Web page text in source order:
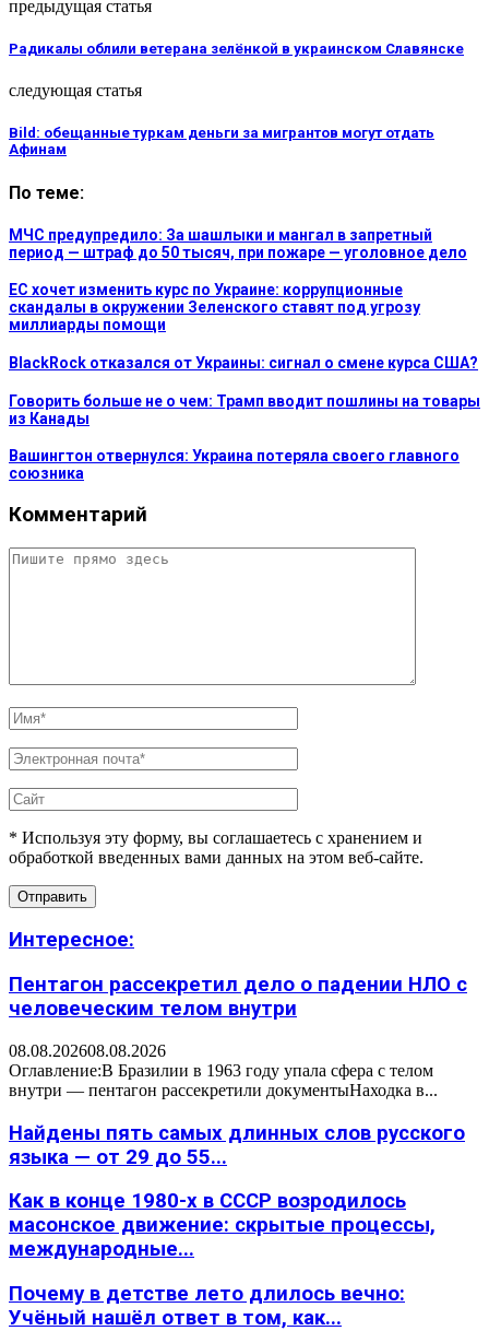
предыдущая статья
Радикалы облили ветерана зелёнкой в украинском Славянске
следующая статья
Bild: обещанные туркам деньги за мигрантов могут отдать
Афинам
По теме:
МЧС предупредило: За шашлыки и мангал в запретный
период — штраф до 50 тысяч, при пожаре — уголовное дело
ЕС хочет изменить курс по Украине: коррупционные
скандалы в окружении Зеленского ставят под угрозу
миллиарды помощи
BlackRock отказался от Украины: сигнал о смене курса США?
Говорить больше не о чем: Трамп вводит пошлины на товары
из Канады
Вашингтон отвернулся: Украина потеряла своего главного
союзника
Комментарий
* Используя эту форму, вы соглашаетесь с хранением и
обработкой введенных вами данных на этом веб-сайте.
Интересное:
Пентагон рассекретил дело о падении НЛО с
человеческим телом внутри
08.08.202608.08.2026
Оглавление:В Бразилии в 1963 году упала сфера с телом
внутри — пентагон рассекретили документыНаходка в...
Найдены пять самых длинных слов русского
языка — от 29 до 55...
Как в конце 1980-х в СССР возродилось
масонское движение: скрытые процессы,
международные...
Почему в детстве лето длилось вечно:
Учёный нашёл ответ в том, как...